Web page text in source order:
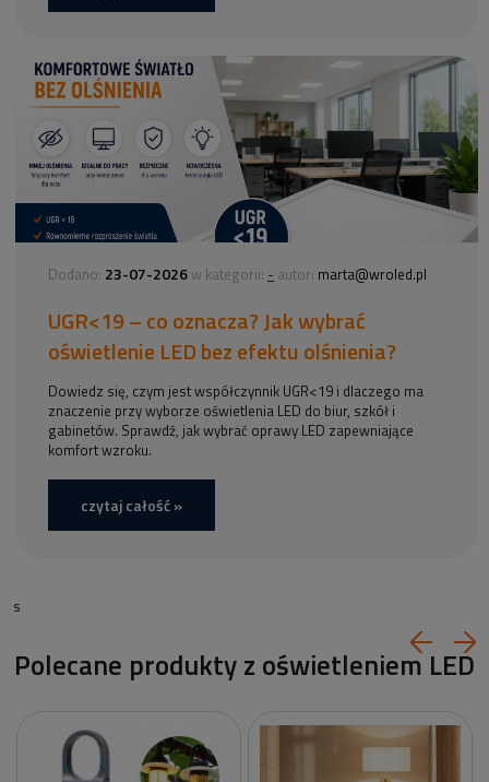
Dodano: 23-07-2026 w kategorii: - autor: marta@wroled.pl
UGR<19 – co oznacza? Jak wybrać
oświetlenie LED bez efektu olśnienia?
Dowiedz się, czym jest współczynnik UGR<19 i dlaczego ma
znaczenie przy wyborze oświetlenia LED do biur, szkół i
gabinetów. Sprawdź, jak wybrać oprawy LED zapewniające
komfort wzroku.
czytaj całość »
s
Polecane produkty z oświetleniem LED